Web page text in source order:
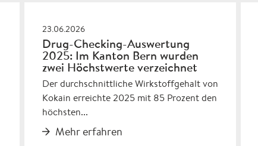
23.06.2026
Drug-Checking-Auswertung
2025: Im Kanton Bern wurden
zwei Höchstwerte verzeichnet
Der durchschnittliche Wirkstoffgehalt von
Kokain erreichte 2025 mit 85 Prozent den
höchsten...
Mehr erfahren